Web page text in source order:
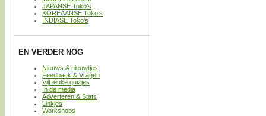
JAPANSE Toko’s
KOREAANSE Toko’s
INDIASE Toko’s
EN VERDER NOG
Nieuws & nieuwtjes
Feedback & Vragen
Vijf leuke quizjes
In de media
Adverteren & Stats
Linkjes
Workshops